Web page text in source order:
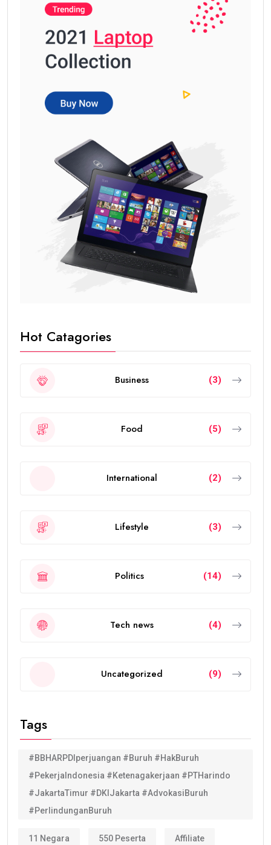
Hot Catagories
Business (3)
Food (5)
International (2)
Lifestyle (3)
Politics (14)
Tech news (4)
Uncategorized (9)
Tags
#BBHARPDIperjuangan #Buruh #HakBuruh
#PekerjaIndonesia #Ketenagakerjaan #PTHarindo
#JakartaTimur #DKIJakarta #AdvokasiBuruh
#PerlindunganBuruh
11 Negara 550 Peserta Affiliate